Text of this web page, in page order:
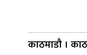
काठमाडौ ।